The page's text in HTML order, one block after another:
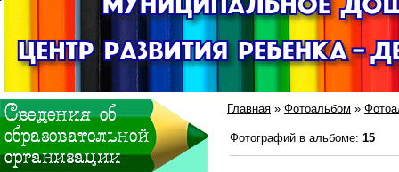
Главная » Фотоальбом »
Фотографий в альбоме: 15